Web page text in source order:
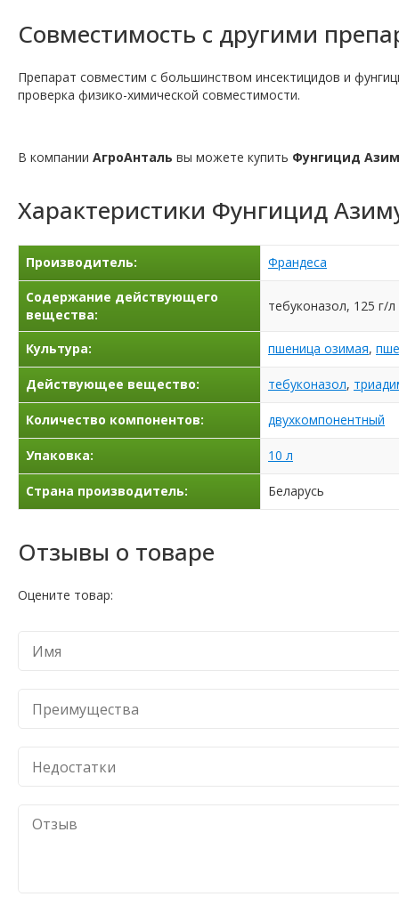
Совместимость с другими
Препарат совместим с большинством инсектицидов и
проверка физико-химической совместимости.
В компании АгроАнталь вы можете купить Фунгицид
Характеристики Фунгицид
Производитель: Франдеса
Содержание действующего
вещества:
тебуконазол, 125 г/
Культура: пшеница озимая,
Действующее вещество: тебуконазол,
Количество компонентов: двухкомпонентный
Упаковка: 10 л
Страна производитель: Беларусь
Отзывы о товаре
Оцените товар: